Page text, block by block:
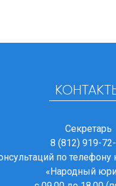
Секретарь
8 (812) 919-
по телефону
«Народный